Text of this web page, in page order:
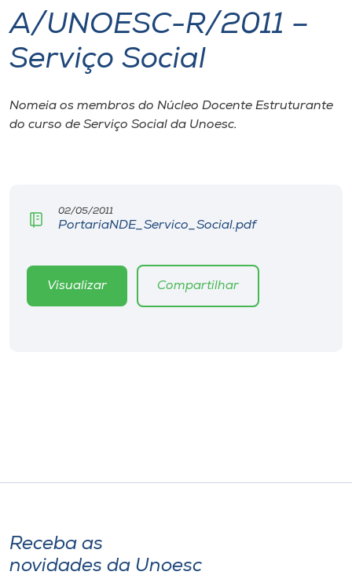
I.nova
Cultura
Biblioteca
Editora
A/UNOESC-R/2011 –
Serviço Social
Nomeia os membros do Núcleo Docente Estruturante
do curso de Serviço Social da Unoesc.
02/05/2011
PortariaNDE_Servico_Social.pdf
Visualizar Compartilhar
Receba as
novidades da Unoesc